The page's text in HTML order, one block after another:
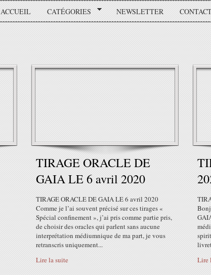
ACCUEIL CATÉGORIES NEWSLETTER
TIRAGE ORACLE DE
GAIA LE 6 avril 2020
TIRAGE ORACLE DE GAIA LE 6 avril 2020
Comme je l’ai souvent précisé sur ces tirages «
Spécial confinement », j’ai pris comme partie pris,
de choisir des oracles qui parlent sans aucune
interprétation médiumnique de ma part, je vous
retranscris uniquement...
Lire la suite
Lire